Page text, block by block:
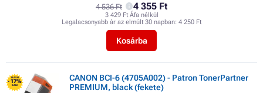
4 536 Ft 4 355 Ft
3 429 Ft Áfa nélkül
Legalacsonyabb ár az elmúlt 30 napban: 4 250 Ft
Kosárba
FLASH
- 17%
SALE
CANON BCI-6 (4705A002) - Patron TonerPartner
PREMIUM, black (fekete)